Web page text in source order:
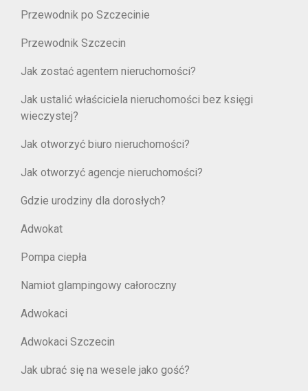
Przewodnik po Szczecinie
Przewodnik Szczecin
Jak zostać agentem nieruchomości?
Jak ustalić właściciela nieruchomości bez księgi
wieczystej?
Jak otworzyć biuro nieruchomości?
Jak otworzyć agencje nieruchomości?
Gdzie urodziny dla dorosłych?
Adwokat
Pompa ciepła
Namiot glampingowy całoroczny
Adwokaci
Adwokaci Szczecin
Jak ubrać się na wesele jako gość?